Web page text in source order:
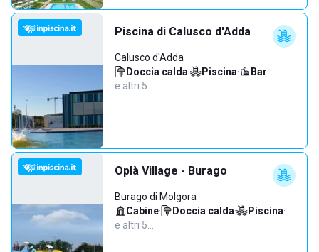
Piscina di Calusco d'Adda
Calusco d'Adda
Doccia calda· Piscina· Bar·
e altri 5…
Oplà Village - Burago
Burago di Molgora
Cabine· Doccia calda· Piscina·
e altri 5…